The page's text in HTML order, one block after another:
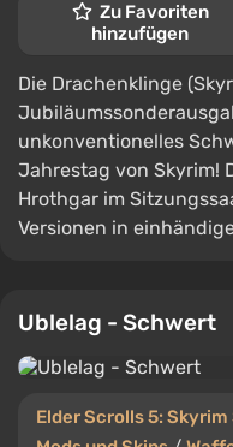
Zu Favoriten
hinzufügen
Die Drachenklinge
unkonventionelles
Jahrestag von Skyrim!
Hrothgar im
Versionen in
Ublelag - Schwert
Elder Scrolls 5: